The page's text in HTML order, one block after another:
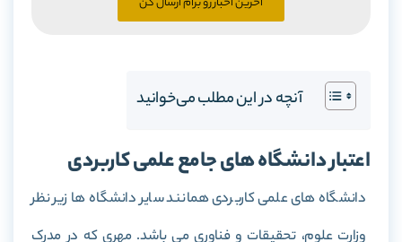
آنچه در این مطلب می‌خوانید
اعتبار دانشگاه های جامع علمی کاربردی
دانشگاه های علمی کاربردی همانند سایر دانشگاه ها زیر نظر
وزارت علوم، تحقیقات و فناوری می باشد. مهری که در مدرک